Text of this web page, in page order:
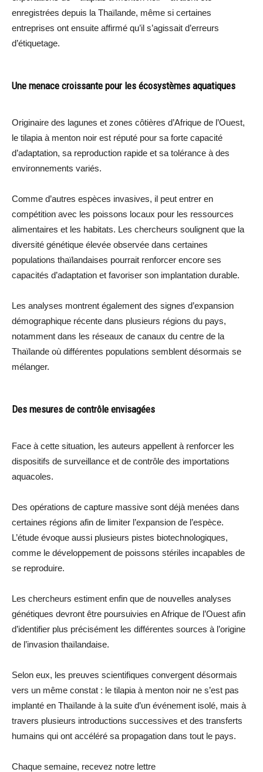
enregistrées depuis la Thaïlande, même si certaines
entreprises ont ensuite affirmé qu’il s’agissait d’erreurs
d’étiquetage.
Une menace croissante pour les écosystèmes aquatiques
Originaire des lagunes et zones côtières d’Afrique de l’Ouest,
le tilapia à menton noir est réputé pour sa forte capacité
d’adaptation, sa reproduction rapide et sa tolérance à des
environnements variés.
Comme d’autres espèces invasives, il peut entrer en
compétition avec les poissons locaux pour les ressources
alimentaires et les habitats. Les chercheurs soulignent que la
diversité génétique élevée observée dans certaines
populations thaïlandaises pourrait renforcer encore ses
capacités d’adaptation et favoriser son implantation durable.
Les analyses montrent également des signes d’expansion
démographique récente dans plusieurs régions du pays,
notamment dans les réseaux de canaux du centre de la
Thaïlande où différentes populations semblent désormais se
mélanger.
Des mesures de contrôle envisagées
Face à cette situation, les auteurs appellent à renforcer les
dispositifs de surveillance et de contrôle des importations
aquacoles.
Des opérations de capture massive sont déjà menées dans
certaines régions afin de limiter l’expansion de l’espèce.
L’étude évoque aussi plusieurs pistes biotechnologiques,
comme le développement de poissons stériles incapables de
se reproduire.
Les chercheurs estiment enfin que de nouvelles analyses
génétiques devront être poursuivies en Afrique de l’Ouest afin
d’identifier plus précisément les différentes sources à l’origine
de l’invasion thaïlandaise.
Selon eux, les preuves scientifiques convergent désormais
vers un même constat : le tilapia à menton noir ne s’est pas
implanté en Thaïlande à la suite d’un événement isolé, mais à
travers plusieurs introductions successives et des transferts
humains qui ont accéléré sa propagation dans tout le pays.
Chaque semaine, recevez notre lettre